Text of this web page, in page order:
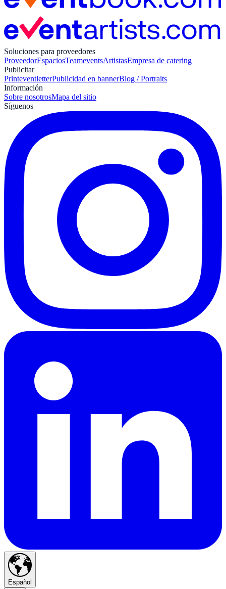
Soluciones para proveedores
ProveedorEspaciosTeameventsArtistasEmpresa de catering
Publicitar
PrinteventletterPublicidad en bannerBlog / Portraits
Información
Sobre nosotrosMapa del sitio
Síguenos
Español